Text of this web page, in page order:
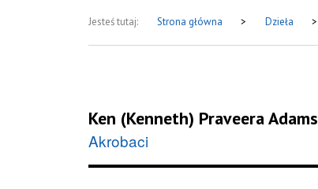
Jesteś tutaj: Strona główna > Dzieła >
Ken (Kenneth) Praveera Adams
Akrobaci